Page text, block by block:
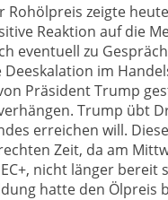
Rohölpreis zeigte
Reaktion auf die
eventuell zu
im
Präsident Trump
Trump übt
erreichen will.
Zeit, da am
nicht länger bereit
hatte den Ölpreis